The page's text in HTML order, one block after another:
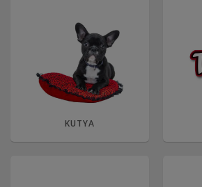
KUTYA